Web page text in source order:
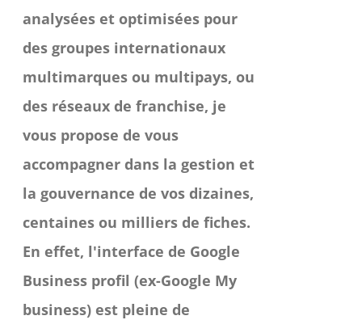
analysées et optimisées pour
des groupes internationaux
multimarques ou multipays, ou
des réseaux de franchise, je
vous propose de vous
accompagner dans la gestion et
la gouvernance de vos dizaines,
centaines ou milliers de fiches.
En effet, l'interface de Google
Business profil (ex-Google My
business) est pleine de